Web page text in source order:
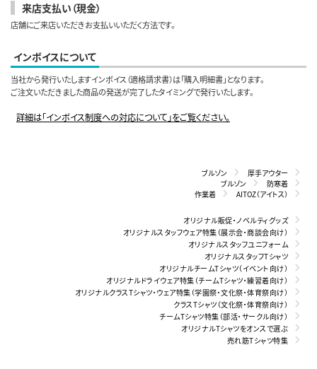
来店支払い（現金）
店舗にご来店いただきお支払いいただく方法です。
インボイスについて
当社から発行いたしますインボイス（適格請求書）は「購入明細書」となります。
ご注文いただきました商品の発送が完了したタイミングで発行いたします。
詳細は「インボイス制度への対応について」をご覧ください。
ブルゾン
厚手アウター
ブルゾン
防寒着
作業着
AITOZ（アイトス）
オリジナル販促・ノベルティグッズ
オリジナルスタッフウェア特集（展示会・商談会向け）
オリジナルスタッフユニフォーム
オリジナルスタッフTシャツ
オリジナルチームTシャツ（イベント向け）
オリジナルドライウェア特集（チームTシャツ・練習着向け）
オリジナルクラスTシャツ・ウェア特集（学園祭・文化祭・体育祭向け）
クラスTシャツ（文化祭・体育祭向け）
チームTシャツ特集（部活・サークル向け）
オリジナルTシャツをオンスで選ぶ
売れ筋Tシャツ特集